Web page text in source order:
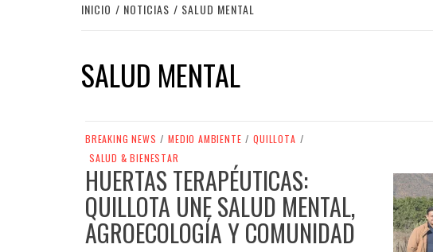
INICIO NOTICIAS SALUD MENTAL
SALUD MENTAL
BREAKING NEWS / MEDIO AMBIENTE / QUILLOTA /
SALUD & BIENESTAR
HUERTAS TERAPÉUTICAS:
QUILLOTA UNE SALUD MENTAL,
AGROECOLOGÍA Y COMUNIDAD